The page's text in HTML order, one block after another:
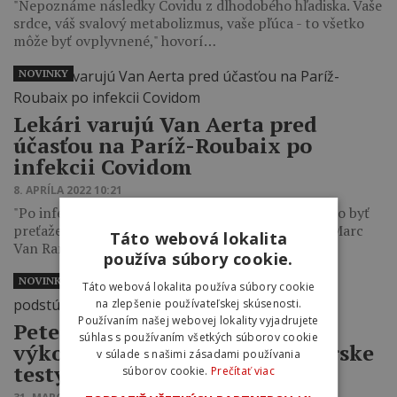
"Nepoznáme následky Covidu z dlhodobého hľadiska. Vaše
srdce, váš svalový metabolizmus, vaše pľúca - to všetko
môže byť ovplyvnené," hovorí…
Lekári varujú Van Aerta pred
účasťou na Paríž-Roubaix po
infekcii Covidom
8. APRÍLA 2022 10:21
"Po infekcii Covidom by telo, a teda aj srdce, nemalo byť
preťažené príliš rýchlo," povedal belgický virológ Marc
Van Ranst.…
NOVINKY
Peter Sagan sa trápi so slabým
výkonom, musí podstúpiť lekárske
testy
NOVINKY
Táto webová lokalita
používa súbory cookie.
Táto webová lokalita používa súbory cookie
na zlepšenie používateľskej skúsenosti.
Používaním našej webovej lokality vyjadrujete
súhlas s používaním všetkých súborov cookie
v súlade s našimi zásadami používania
súborov cookie. Prečítať viac